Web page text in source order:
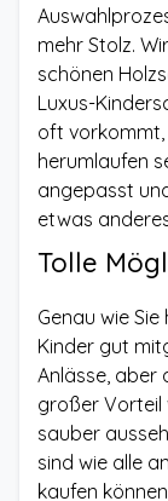
mehr Stolz.
schönen
Luxus-
oft vorkommt,
herumlaufen
angepasst
etwas
Tolle
Genau wie
Kinder gut
Anlässe, aber
großer Vorteil
sauber
sind wie alle
kaufen